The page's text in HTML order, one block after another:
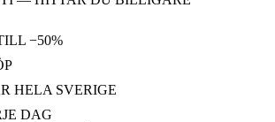
−50%
HELA SVERIGE
DAG